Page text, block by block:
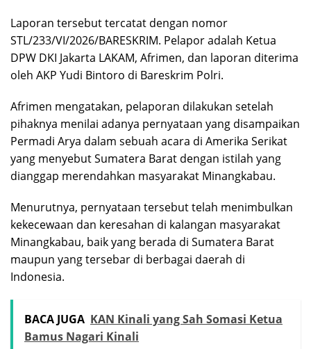
Laporan tersebut tercatat dengan nomor
STL/233/VI/2026/BARESKRIM. Pelapor adalah Ketua
DPW DKI Jakarta LAKAM, Afrimen, dan laporan diterima
oleh AKP Yudi Bintoro di Bareskrim Polri.
Afrimen mengatakan, pelaporan dilakukan setelah
pihaknya menilai adanya pernyataan yang disampaikan
Permadi Arya dalam sebuah acara di Amerika Serikat
yang menyebut Sumatera Barat dengan istilah yang
dianggap merendahkan masyarakat Minangkabau.
Menurutnya, pernyataan tersebut telah menimbulkan
kekecewaan dan keresahan di kalangan masyarakat
Minangkabau, baik yang berada di Sumatera Barat
maupun yang tersebar di berbagai daerah di
Indonesia.
BACA JUGA KAN Kinali yang Sah Somasi Ketua
Bamus Nagari Kinali